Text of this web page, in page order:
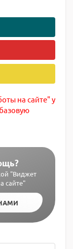
на сайте" у
"Виджет
сайте"